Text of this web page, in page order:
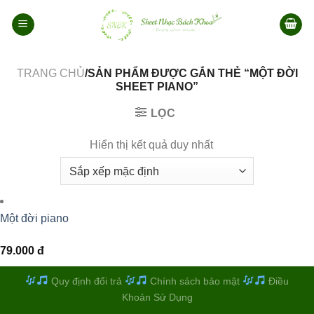
qua
TRANG CHỦ/SẢN PHẨM ĐƯỢC GẮN THẺ “MỘT ĐỜI
SHEET PIANO”
LỌC
Hiển thị kết quả duy nhất
Một đời piano
79.000 đ
Quy định đổi trả Chính sách bảo mật
Điều
Khoản Sử Dụng